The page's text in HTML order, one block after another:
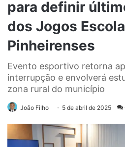
para definir
dos Jogos
Pinheirenses
Evento esportivo retorna
interrupção e envolverá
zona rural do município
João Filho 5 de abril de 2025